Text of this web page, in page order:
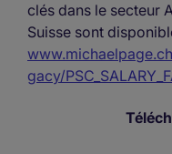
clés dans le secteur
Suisse sont
gacy/